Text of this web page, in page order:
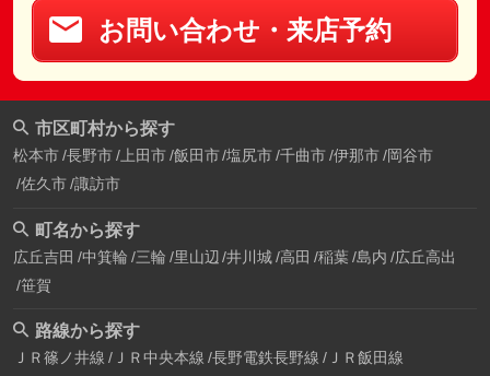
お問い合わせ・来店予約
市区町村から探す
松本市 長野市 上田市 飯田市 塩尻市 千曲市 伊那市 岡谷市
佐久市 諏訪市
町名から探す
広丘吉田 中箕輪 三輪 里山辺 井川城 高田 稲葉 島内 広丘高出
笹賀
路線から探す
ＪＲ篠ノ井線 ＪＲ中央本線 長野電鉄長野線 ＪＲ飯田線